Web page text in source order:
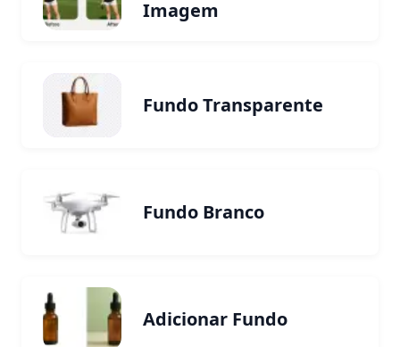
Imagem
Fundo Transparente
Fundo Branco
Adicionar Fundo